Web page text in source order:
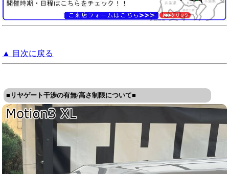
▲ 目次に戻る
■リヤゲート干渉の有無/高さ制限について■